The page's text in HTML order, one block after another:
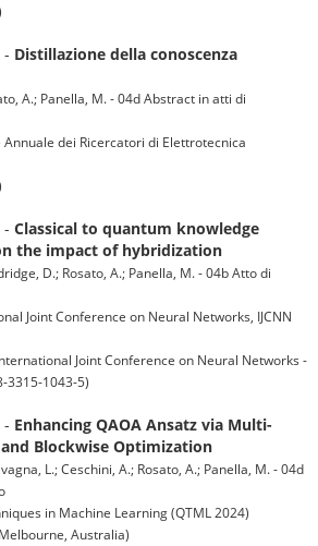
- Distillazione della conoscenza
A.; Panella, M. - 04d Abstract in atti di
Annuale dei Ricercatori di Elettrotecnica
- Classical to quantum knowledge
the impact of hybridization
D.; Rosato, A.; Panella, M. - 04b Atto di
Joint Conference on Neural Networks, IJCNN
Joint Conference on Neural Networks -
3315-1043-5)
- Enhancing QAOA Ansatz via Multi-
Blockwise Optimization
L.; Ceschini, A.; Rosato, A.; Panella, M. - 04d
in Machine Learning (QTML 2024)
Australia)